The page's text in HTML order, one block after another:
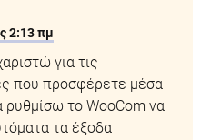
2:13 πμ
για τις
που προσφέρετε μέσα
το WooCom να
τα έξοδα